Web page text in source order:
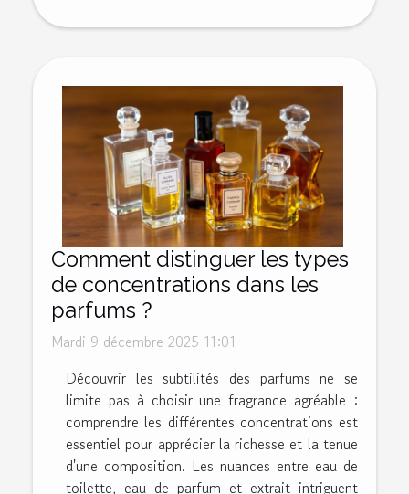
Comment distinguer les types
de concentrations dans les
parfums ?
Mardi 9 décembre 2025 11:01
Découvrir les subtilités des parfums ne se
limite pas à choisir une fragrance agréable :
comprendre les différentes concentrations est
essentiel pour apprécier la richesse et la tenue
d'une composition. Les nuances entre eau de
toilette, eau de parfum et extrait intriguent